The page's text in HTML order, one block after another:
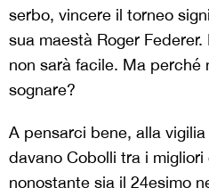
serbo, vincere il torneo
sua maestà Roger
non sarà facile. Ma perché
sognare?
A pensarci bene, alla
davano Cobolli tra i
nonostante sia il 24esimo